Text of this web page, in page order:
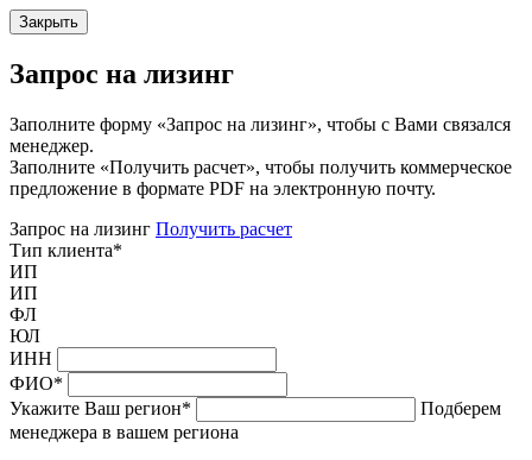
Закрыть
Запрос на лизинг
Заполните форму «Запрос на лизинг», чтобы с Вами связался
менеджер.
Заполните «Получить расчет», чтобы получить коммерческое
предложение в формате PDF на электронную почту.
Запрос на лизинг Получить расчет
Тип клиента*
ИП
ИП
ФЛ
ЮЛ
ИНН
ФИО*
Укажите Ваш регион*
Подберем
менеджера в вашем региона